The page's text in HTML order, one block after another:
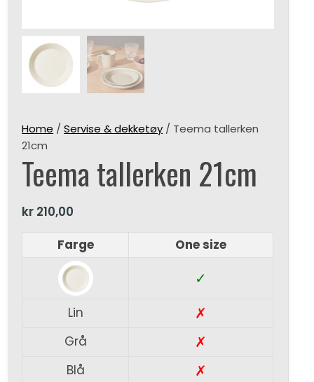
Home /Servise & dekketøy / Teema tallerken
21cm
Teema tallerken 21cm
kr 210,00
Farge
One size
✓
Lin ✗
Grå ✗
Blå ✗